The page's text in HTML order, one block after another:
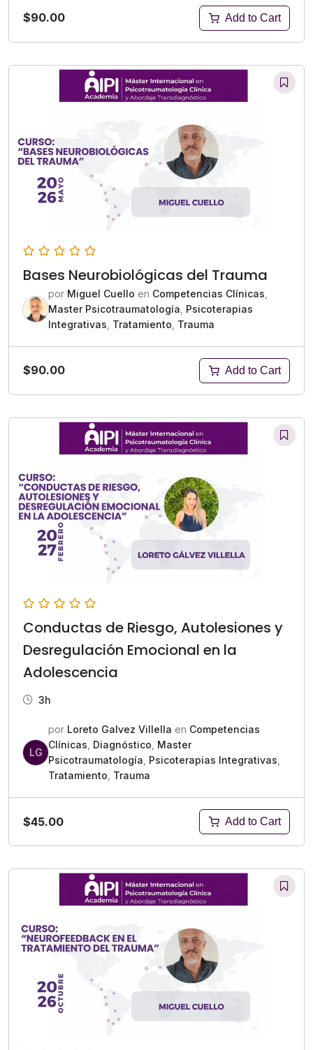
$90.00 Add to Cart
Bases Neurobiológicas del Trauma
por Miguel Cuello en Competencias Clínicas
Master Psicotraumatología Psicoterapias
Integrativas Tratamiento Trauma
$90.00 Add to Cart
Conductas de Riesgo, Autolesiones y
Desregulación Emocional en la
Adolescencia
3h
LG
por Loreto Galvez Villella en Competencias
Clínicas Diagnóstico Master
Psicotraumatología Psicoterapias Integrativas
Tratamiento Trauma
$45.00 Add to Cart